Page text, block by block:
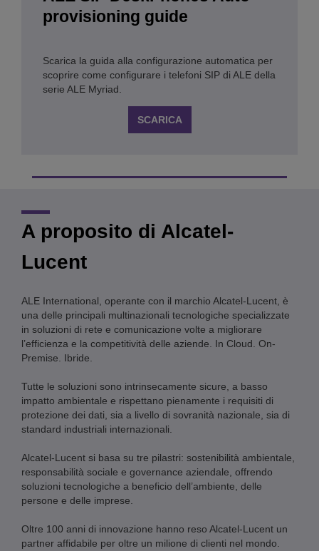
provisioning guide
Scarica la guida alla configurazione automatica per
scoprire come configurare i telefoni SIP di ALE della
serie ALE Myriad.
SCARICA
A proposito di Alcatel-
Lucent
ALE International, operante con il marchio Alcatel-Lucent, è
una delle principali multinazionali tecnologiche specializzate
in soluzioni di rete e comunicazione volte a migliorare
l’efficienza e la competitività delle aziende. In Cloud. On-
Premise. Ibride.
Tutte le soluzioni sono intrinsecamente sicure, a basso
impatto ambientale e rispettano pienamente i requisiti di
protezione dei dati, sia a livello di sovranità nazionale, sia di
standard industriali internazionali.
Alcatel-Lucent si basa su tre pilastri: sostenibilità ambientale,
responsabilità sociale e governance aziendale, offrendo
soluzioni tecnologiche a beneficio dell’ambiente, delle
persone e delle imprese.
Oltre 100 anni di innovazione hanno reso Alcatel-Lucent un
partner affidabile per oltre un milione di clienti nel mondo.